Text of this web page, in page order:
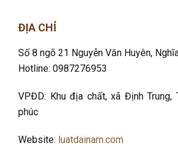
ĐỊA CHỈ
Số 8 ngõ 21 Nguyễn Văn Huyên,
Hotline: 0987276953
VPĐD: Khu địa chất, xã Định Trung,
phúc
Website: luatdainam.com